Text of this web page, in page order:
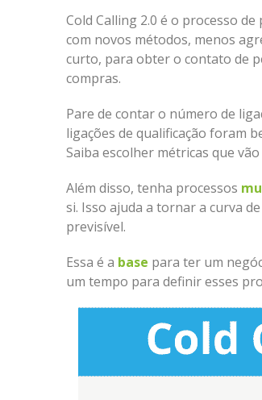
Cold Calling 2.0 é o processo
com novos métodos, menos
curto, para obter o contato de
compras.
Pare de contar o número de
ligações de qualificação foram
Saiba escolher métricas que
Além disso, tenha processos
si. Isso ajuda a tornar a curva
previsível.
Essa é a base para ter um
um tempo para definir esses